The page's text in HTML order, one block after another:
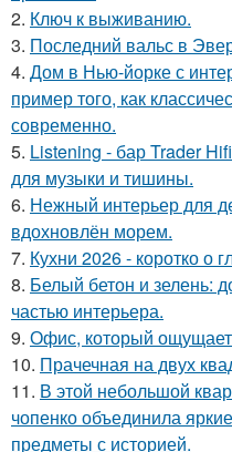
2. Ключ к выживанию.
3. Последний вальс в
4. Дом в Нью-йорке с
пример того, как
современно.
5. Listening - бар Trader
для музыки и тишины.
6. Нежный интерьер для
вдохновлён морем.
7. Кухни 2026 - коротко о
8. Белый бетон и зелень:
частью интерьера.
9. Офис, который
10. Прачечная на двух
11. В этой небольшой
чопенко объединила
предметы с историей.